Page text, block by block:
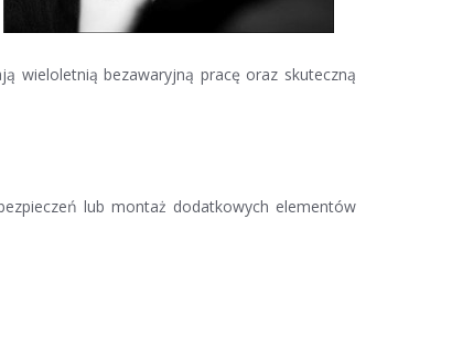
wieloletnią bezawaryjną pracę oraz skuteczną
lub montaż dodatkowych elementów